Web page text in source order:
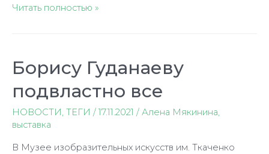
Искусство
Читать полностью »
Борису Гуданаеву
подвластно все
НОВОСТИ, ТЕГИ /17.11.2021 / Алена Мякинина,
выставка
В Музее изобразительных искусств им. Ткаченко